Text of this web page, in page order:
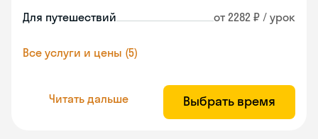
Для путешествий от 2282 ₽ / урок
Все услуги и цены (5)
Читать дальше Выбрать время